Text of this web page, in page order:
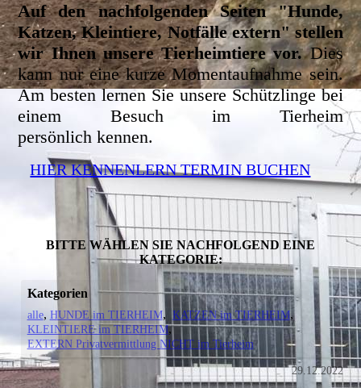
Auf den nachfolgenden Seiten "Hunde,
Katzen, Kleintiere, Notfälle extern" stellen
wir Ihnen unsere Tierheimtiere vor.Dies
kann nur eine kurze Momentaufnahme sein.
Am besten lernen Sie unsere Schützlinge bei
einem Besuch im Tierheim
persönlich kennen.
HIER KENNENLERN TERMIN BUCHEN
BITTE WÄHLEN SIE NACHFOLGEND EINE
KATEGORIE:
Kategorien
alle HUNDE im TIERHEIM
KATZEN im TIERHEIM
KLEINTIERE im TIERHEIM
EXTERN Privatvermittlung NICHT im Tierheim
29.12.2022